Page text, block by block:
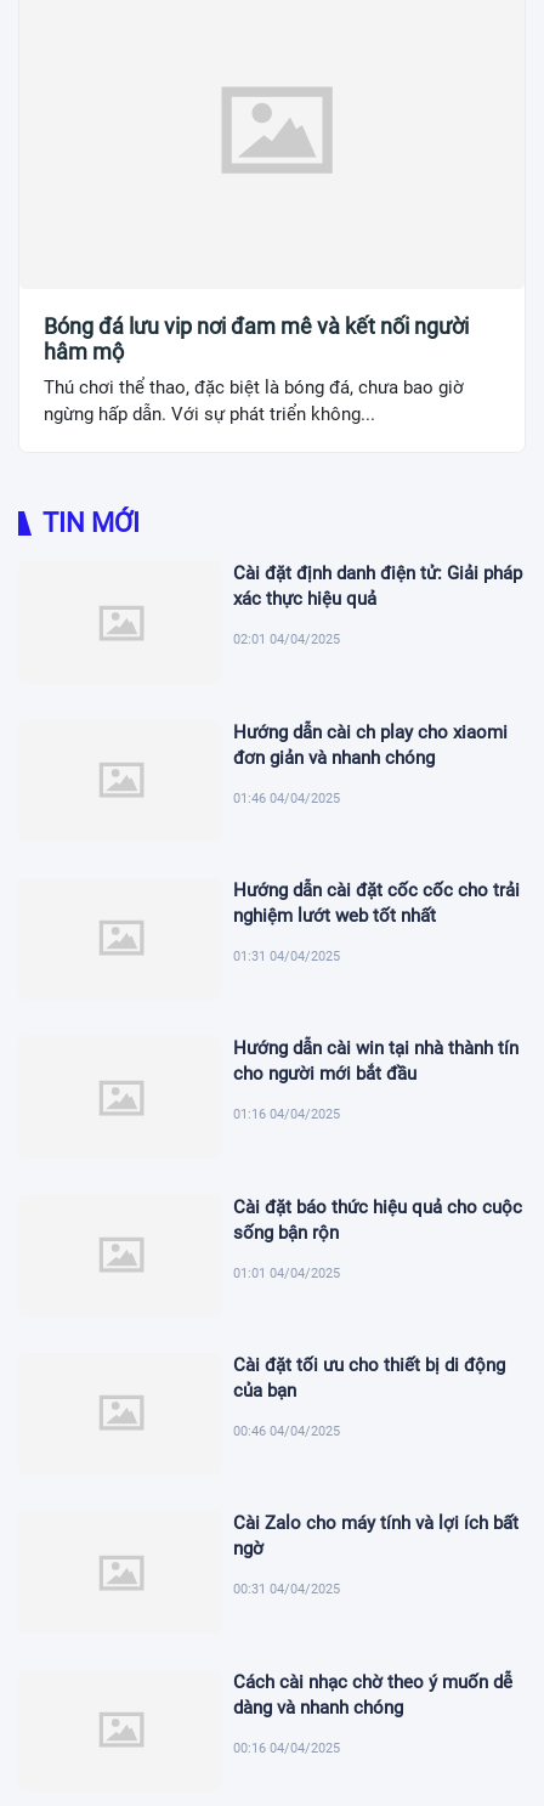
Bóng đá lưu vip nơi đam mê và kết nối người
hâm mộ
Thú chơi thể thao, đặc biệt là bóng đá, chưa bao giờ
ngừng hấp dẫn. Với sự phát triển không...
TIN MỚI
Cài đặt định danh điện tử: Giải pháp
xác thực hiệu quả
02:01 04/04/2025
Hướng dẫn cài ch play cho xiaomi
đơn giản và nhanh chóng
01:46 04/04/2025
Hướng dẫn cài đặt cốc cốc cho trải
nghiệm lướt web tốt nhất
01:31 04/04/2025
Hướng dẫn cài win tại nhà thành tín
cho người mới bắt đầu
01:16 04/04/2025
Cài đặt báo thức hiệu quả cho cuộc
sống bận rộn
01:01 04/04/2025
Cài đặt tối ưu cho thiết bị di động
của bạn
00:46 04/04/2025
Cài Zalo cho máy tính và lợi ích bất
ngờ
00:31 04/04/2025
Cách cài nhạc chờ theo ý muốn dễ
dàng và nhanh chóng
00:16 04/04/2025